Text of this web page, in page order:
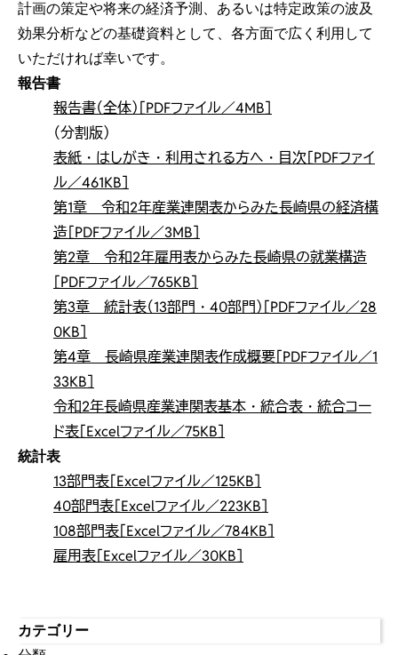
計画の策定や将来の経済予測、あるいは特定政策の波及
効果分析などの基礎資料として、各方面で広く利用して
いただければ幸いです。
報告書
報告書（全体）［PDFファイル／4MB］
（分割版）
表紙・はしがき・利用される方へ・目次［PDFファイ
ル／461KB］
第1章 令和2年産業連関表からみた長崎県の経済構
造［PDFファイル／3MB］
第2章 令和2年雇用表からみた長崎県の就業構造
［PDFファイル／765KB］
第3章 統計表（13部門・40部門）［PDFファイル／28
0KB］
第4章 長崎県産業連関表作成概要［PDFファイル／1
33KB］
令和2年長崎県産業連関表基本・統合表・統合コー
ド表［Excelファイル／75KB］
統計表
13部門表［Excelファイル／125KB］
40部門表［Excelファイル／223KB］
108部門表［Excelファイル／784KB］
雇用表［Excelファイル／30KB］
カテゴリー